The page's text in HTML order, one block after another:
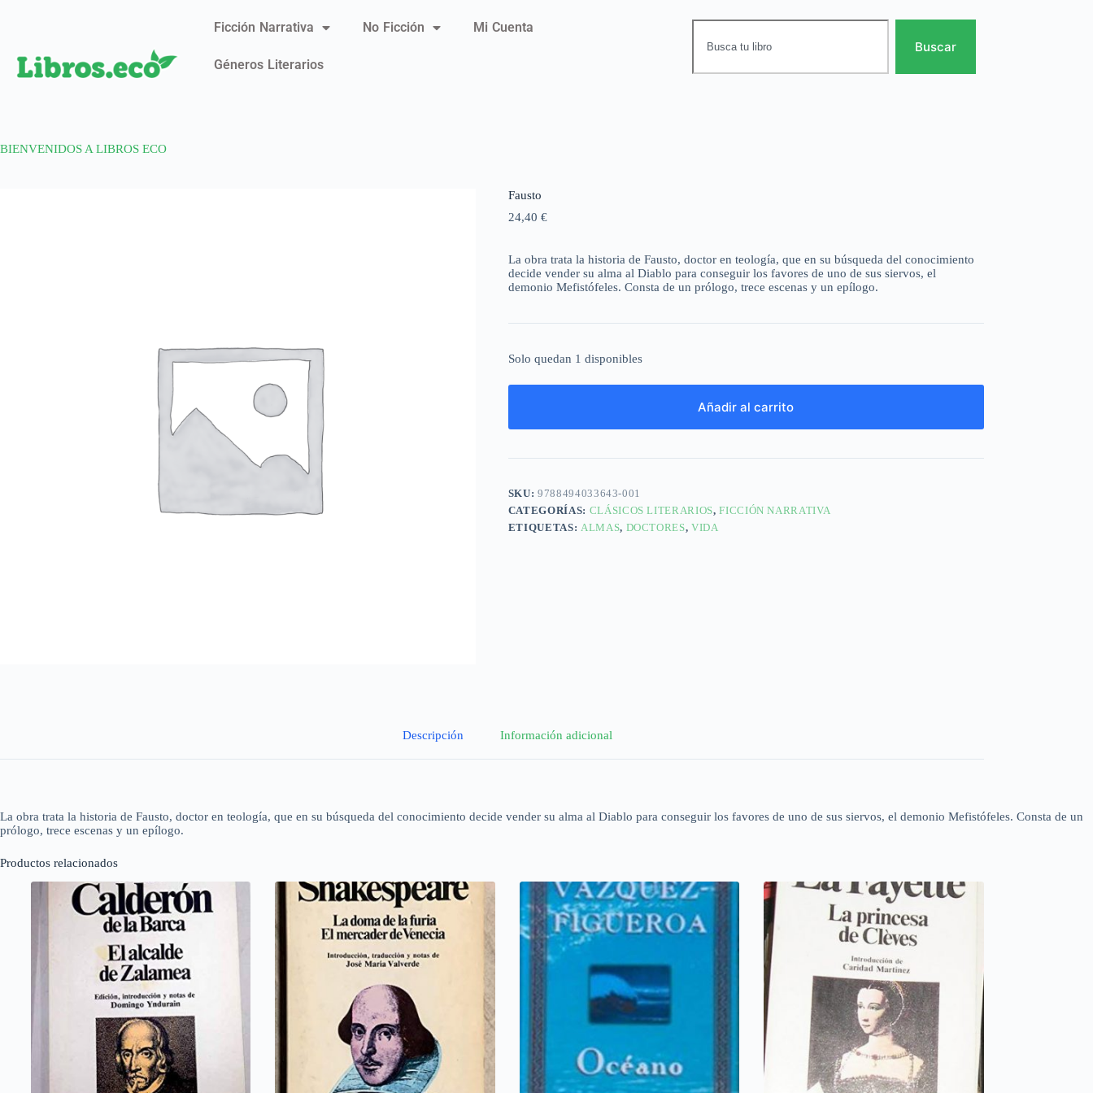
Ficción Narrativa No Ficción Mi Cuenta
Géneros Literarios
Buscar
BIENVENIDOS A LIBROS ECO
Fausto
24,40 €
La obra trata la historia de Fausto, doctor en teología, que en su búsqueda del conocimiento
decide vender su alma al Diablo para conseguir los favores de uno de sus siervos, el
demonio Mefistófeles. Consta de un prólogo, trece escenas y un epílogo.
Solo quedan 1 disponibles
Añadir al carrito
SKU:9788494033643-001
CATEGORÍAS: CLÁSICOS LITERARIOS,FICCIÓN NARRATIVA
ETIQUETAS: ALMAS, DOCTORES,VIDA
Descripción Información adicional
La obra trata la historia de Fausto, doctor en teología, que en su búsqueda del conocimiento decide vender su alma al Diablo para conseguir los favores de uno de sus siervos, el demonio Mefistófeles. Consta de un
prólogo, trece escenas y un epílogo.
Productos relacionados